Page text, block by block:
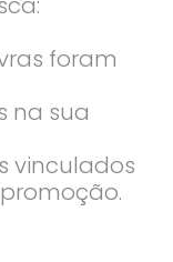
foram
na sua
vinculados